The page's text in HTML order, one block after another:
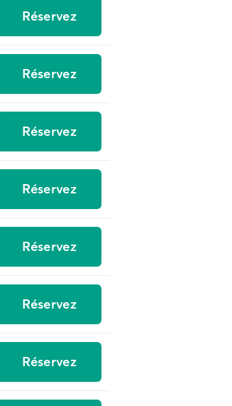
Réservez
Réservez
Réservez
Réservez
Réservez
Réservez
Réservez